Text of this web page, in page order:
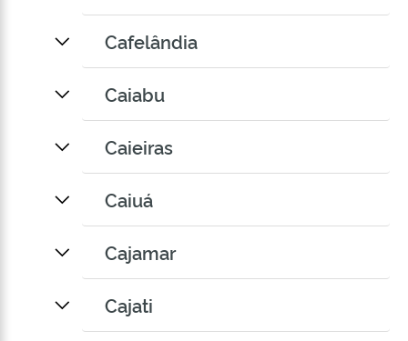
Cafelândia
Caiabu
Caieiras
Caiuá
Cajamar
Cajati